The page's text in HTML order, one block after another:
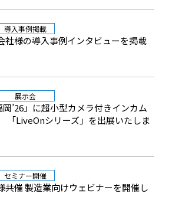
導入事例掲載
社様の導入事例インタビューを掲載
展示会
岡’26」に超小型カメラ付きインカム
「LiveOnシリーズ」を出展いたしま
セミナー開催
共催 製造業向けウェビナーを開催し